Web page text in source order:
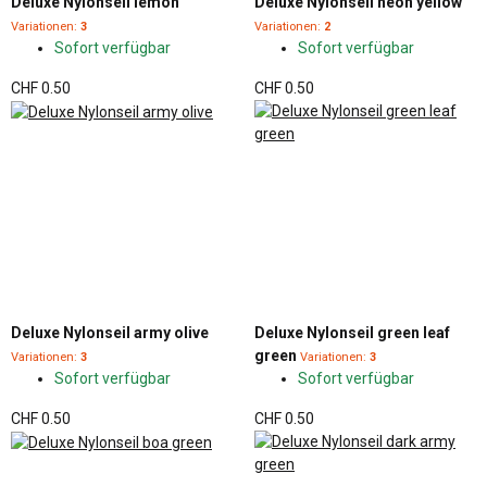
Variationen: 3
Sofort verfügbar
CHF 0.50
Variationen: 2
Sofort verfügbar
CHF 0.50
Deluxe Nylonseil army olive
Variationen: 3
Sofort verfügbar
CHF 0.50
Deluxe Nylonseil green leaf
green Variationen: 3
Sofort verfügbar
CHF 0.50